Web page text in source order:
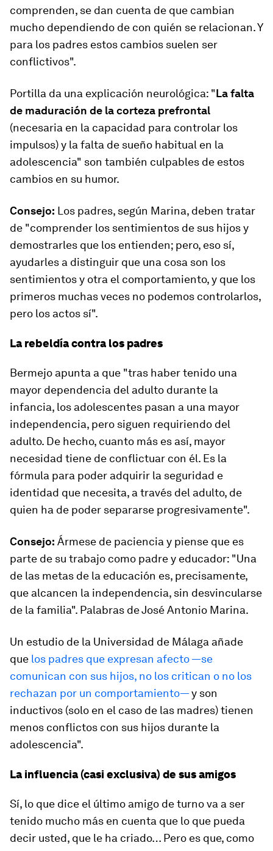
comprenden, se dan cuenta de que cambian
mucho dependiendo de con quién se relacionan. Y
para los padres estos cambios suelen ser
conflictivos".
Portilla da una explicación neurológica: "La falta
de maduración de la corteza prefrontal
(necesaria en la capacidad para controlar los
impulsos) y la falta de sueño habitual en la
adolescencia" son también culpables de estos
cambios en su humor.
Consejo: Los padres, según Marina, deben tratar
de "comprender los sentimientos de sus hijos y
demostrarles que los entienden; pero, eso sí,
ayudarles a distinguir que una cosa son los
sentimientos y otra el comportamiento, y que los
primeros muchas veces no podemos controlarlos,
pero los actos sí".
La rebeldía contra los padres
Bermejo apunta a que "tras haber tenido una
mayor dependencia del adulto durante la
infancia, los adolescentes pasan a una mayor
independencia, pero siguen requiriendo del
adulto. De hecho, cuanto más es así, mayor
necesidad tiene de conflictuar con él. Es la
fórmula para poder adquirir la seguridad e
identidad que necesita, a través del adulto, de
quien ha de poder separarse progresivamente".
Consejo: Ármese de paciencia y piense que es
parte de su trabajo como padre y educador: "Una
de las metas de la educación es, precisamente,
que alcancen la independencia, sin desvincularse
de la familia". Palabras de José Antonio Marina.
Un estudio de la Universidad de Málaga añade
que los padres que expresan afecto —se
comunican con sus hijos, no los critican o no los
rechazan por un comportamiento—y son
inductivos (solo en el caso de las madres) tienen
menos conflictos con sus hijos durante la
adolescencia".
La influencia (casi exclusiva) de sus amigos
Sí, lo que dice el último amigo de turno va a ser
tenido mucho más en cuenta que lo que pueda
decir usted, que le ha criado… Pero es que, como